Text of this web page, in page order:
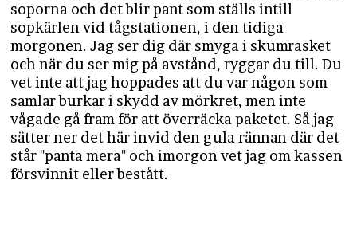
soporna och det blir pant som ställs intill
sopkärlen vid tågstationen, i den tidiga
morgonen. Jag ser dig där smyga i skumrasket
och när du ser mig på avstånd, ryggar du till. Du
vet inte att jag hoppades att du var någon som
samlar burkar i skydd av mörkret, men inte
vågade gå fram för att överräcka paketet. Så jag
sätter ner det här invid den gula rännan där det
står "panta mera" och imorgon vet jag om kassen
försvinnit eller bestått.